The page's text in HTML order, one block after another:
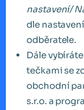
nastavení/
dle
odběratele.
Dále vybíráte
tečkami se
obchodní
s.r.o. a